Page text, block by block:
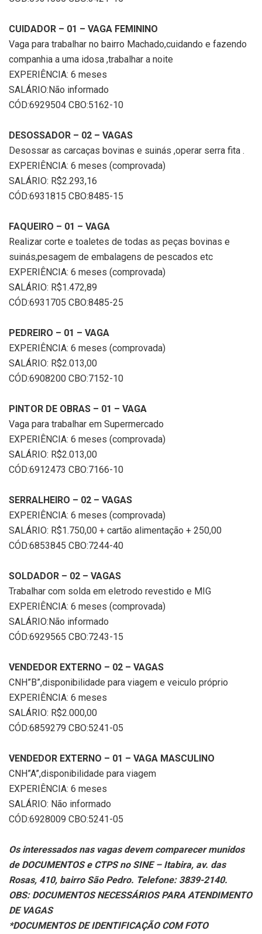
CUIDADOR – 01 – VAGA FEMININO
Vaga para trabalhar no bairro Machado,cuidando e fazendo
companhia a uma idosa ,trabalhar a noite
EXPERIÊNCIA: 6 meses
SALÁRIO:Não informado
CÓD:6929504 CBO:5162-10
DESOSSADOR – 02 – VAGAS
Desossar as carcaças bovinas e suinás ,operar serra fita .
EXPERIÊNCIA: 6 meses (comprovada)
SALÁRIO: R$2.293,16
CÓD:6931815 CBO:8485-15
FAQUEIRO – 01 – VAGA
Realizar corte e toaletes de todas as peças bovinas e
suinás,pesagem de embalagens de pescados etc
EXPERIÊNCIA: 6 meses (comprovada)
SALÁRIO: R$1.472,89
CÓD:6931705 CBO:8485-25
PEDREIRO – 01 – VAGA
EXPERIÊNCIA: 6 meses (comprovada)
SALÁRIO: R$2.013,00
CÓD:6908200 CBO:7152-10
PINTOR DE OBRAS – 01 – VAGA
Vaga para trabalhar em Supermercado
EXPERIÊNCIA: 6 meses (comprovada)
SALÁRIO: R$2.013,00
CÓD:6912473 CBO:7166-10
SERRALHEIRO – 02 – VAGAS
EXPERIÊNCIA: 6 meses (comprovada)
SALÁRIO: R$1.750,00 + cartão alimentação + 250,00
CÓD:6853845 CBO:7244-40
SOLDADOR – 02 – VAGAS
Trabalhar com solda em eletrodo revestido e MIG
EXPERIÊNCIA: 6 meses (comprovada)
SALÁRIO:Não informado
CÓD:6929565 CBO:7243-15
VENDEDOR EXTERNO – 02 – VAGAS
CNH”B”,disponibilidade para viagem e veiculo próprio
EXPERIÊNCIA: 6 meses
SALÁRIO: R$2.000,00
CÓD:6859279 CBO:5241-05
VENDEDOR EXTERNO – 01 – VAGA MASCULINO
CNH”A”,disponibilidade para viagem
EXPERIÊNCIA: 6 meses
SALÁRIO: Não informado
CÓD:6928009 CBO:5241-05
Os interessados nas vagas devem comparecer munidos
de DOCUMENTOS e CTPS no SINE – Itabira, av. das
Rosas, 410, bairro São Pedro. Telefone: 3839-2140.
OBS: DOCUMENTOS NECESSÁRIOS PARA ATENDIMENTO
DE VAGAS
*DOCUMENTOS DE IDENTIFICAÇÃO COM FOTO